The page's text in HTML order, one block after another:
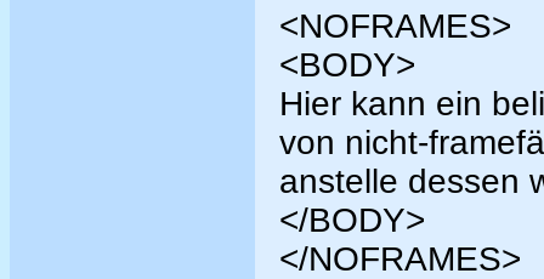
<NOFRAMES>
<BODY>
Hier kann ein
von nicht-
anstelle dessen
</BODY>
</NOFRAMES>